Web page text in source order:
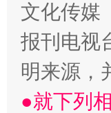
受贿1.44亿
文化传媒
报刊电视
明来源，
●就下列